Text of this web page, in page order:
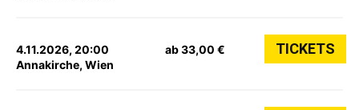
4.11.2026, 20:00
Annakirche, Wien
ab 33,00 € TICKETS